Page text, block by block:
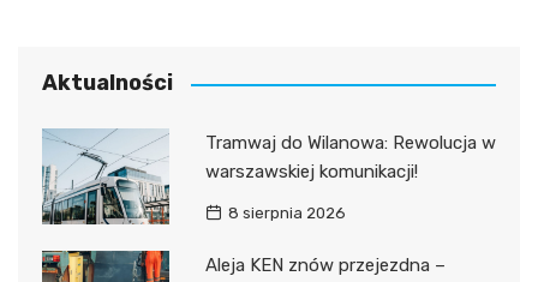
Aktualności
Tramwaj do Wilanowa: Rewolucja w
warszawskiej komunikacji!
8 sierpnia 2026
Aleja KEN znów przejezdna –